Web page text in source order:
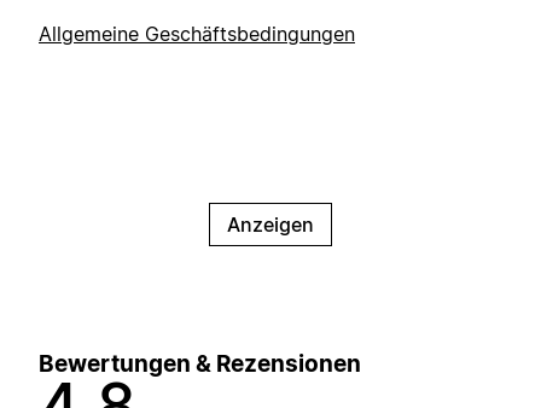
Allgemeine Geschäftsbedingungen
Anzeigen
Bewertungen & Rezensionen